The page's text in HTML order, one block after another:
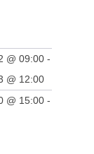
@ 09:00 -
@ 12:00
@ 15:00 -